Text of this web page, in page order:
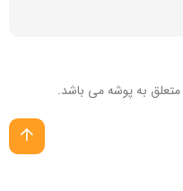
متعلق به پوشه می باشد.